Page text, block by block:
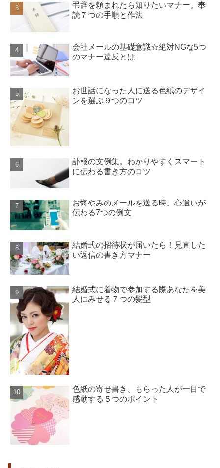
弔辞を頼まれたら知りたいマナー。奉
読７つの手順と作法
会社メールの基礎意識☆絶対NGな5つ
のマナー違反とは
お世話になった人に送る色紙のデザイ
ンを選ぶ９つのコツ
訃報の文例集。わかりやすくスマート
に伝わる書き方のコツ
お悔やみのメールを送る時。心遣いが
伝わる7つの例文
結婚式の招待状が届いたら！見直した
い返信の書き方マナー
結婚式に着物で参加する際あなたを美
人にみせる７つの髪型
色紙の寄せ書き、もらった人が一目で
感動する５つのポイント